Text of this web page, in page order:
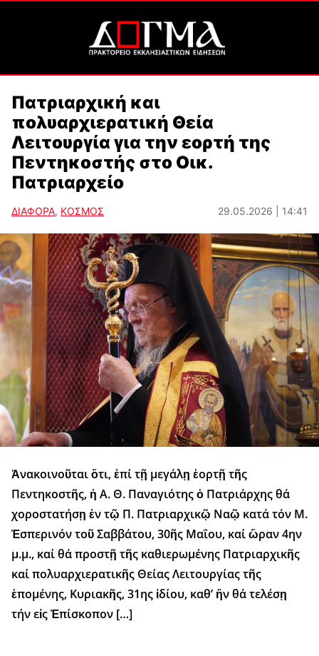
Πατριαρχική και
πολυαρχιερατική Θεία
Λειτουργία για την εορτή της
Πεντηκοστής στο Οικ.
Πατριαρχείο
ΔΙΑΦΟΡΑ, ΚΟΣΜΟΣ 29.05.2026 | 14:41
Ἀνακοινοῦται ὅτι, ἐπί τῇ μεγάλῃ ἑορτῇ τῆς
Πεντηκοστῆς, ἡ Α. Θ. Παναγιότης ὁ Πατριάρχης θά
χοροστατήσῃ ἐν τῷ Π. Πατριαρχικῷ Ναῷ κατά τόν Μ.
Ἑσπερινόν τοῦ Σαββάτου, 30ῆς Μαΐου, καί ὥραν 4ην
μ.μ., καί θά προστῇ τῆς καθιερωμένης Πατριαρχικῆς
καί πολυαρχιερατικῆς Θείας Λειτουργίας τῆς
ἑπομένης, Κυριακῆς, 31ης ἰδίου, καθ’ ἥν θά τελέσῃ
τήν εἰς Ἐπίσκοπον […]